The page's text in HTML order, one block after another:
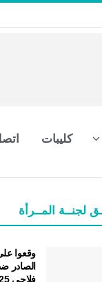
كليبات
لجنــة المــرأة
وقعوا
الصادر
فلاحي 25 عاماً